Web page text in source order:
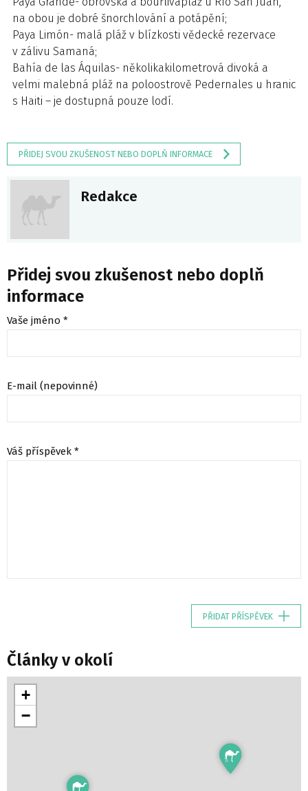
na obou je dobré šnorchlování a potápění;
Paya Limón- malá pláž v blízkosti vědecké rezervace
v zálivu Samaná;
Bahía de las Áquilas- několikakilometrová divoká a
velmi malebná pláž na poloostrově Pedernales u hranic
s Haiti – je dostupná pouze lodí.
PŘIDEJ SVOU ZKUŠENOST NEBO DOPLŇ INFORMACE
Redakce
Přidej svou zkušenost nebo doplň
informace
Vaše jméno *
E-mail (nepovinné)
Váš příspěvek *
PŘIDAT PŘÍSPĚVEK
Články v okolí
+
−